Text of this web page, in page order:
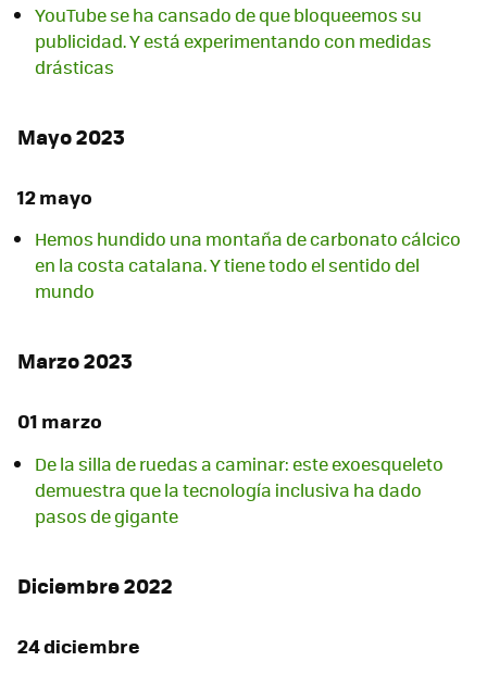
YouTube se ha cansado de que bloqueemos su
publicidad. Y está experimentando con medidas
drásticas
Mayo 2023
12 mayo
Hemos hundido una montaña de carbonato cálcico
en la costa catalana. Y tiene todo el sentido del
mundo
Marzo 2023
01 marzo
De la silla de ruedas a caminar: este exoesqueleto
demuestra que la tecnología inclusiva ha dado
pasos de gigante
Diciembre 2022
24 diciembre